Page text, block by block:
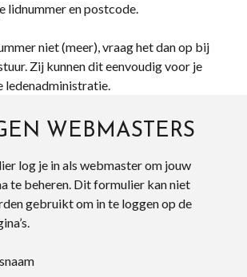
lidnummer en postcode.
niet (meer), vraag het dan op bij
Zij kunnen dit eenvoudig voor je
ledenadministratie.
WEBMASTERS
log je in als webmaster om jouw
te beheren. Dit formulier kan niet
gebruikt om in te loggen op de